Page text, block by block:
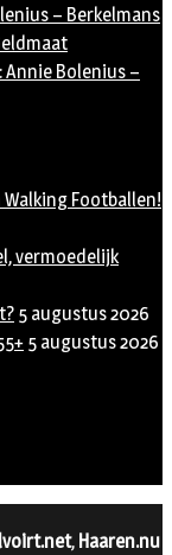
– Berkelmans
Annie Bolenius –
Footballen!
vermoedelijk
5 augustus 2026
5 augustus 2026
, Haaren.nu